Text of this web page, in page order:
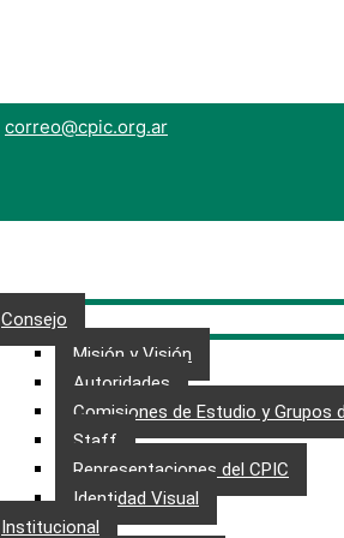
correo@cpic.org.ar
Consejo
Misión y Visión
Autoridades
Comisiones de Estudio y Grupos
Staff
Representaciones del CPIC
Identidad Visual
Institucional